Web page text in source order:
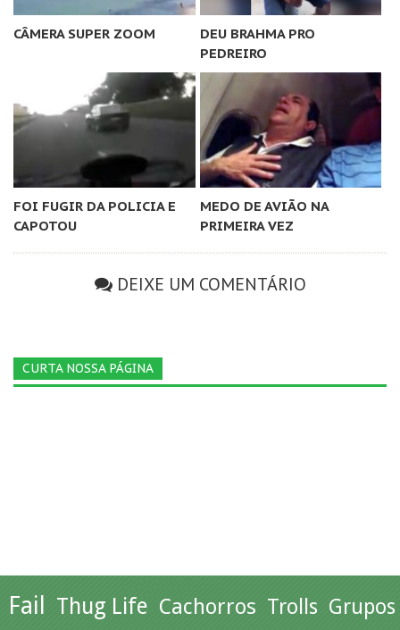
CÂMERA SUPER ZOOM
DEU BRAHMA PRO
PEDREIRO
FOI FUGIR DA POLICIA E
CAPOTOU
MEDO DE AVIÃO NA
PRIMEIRA VEZ
DEIXE UM COMENTÁRIO
CURTA NOSSA PÁGINA
Fail Thug Life Cachorros Trolls Grupos